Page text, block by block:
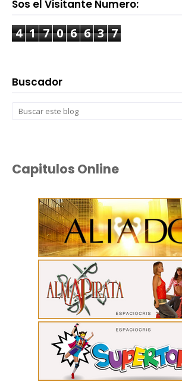
Sos el Visitante Numero:
4 1 7 0 6 6 3 7
Buscador
Capitulos Online